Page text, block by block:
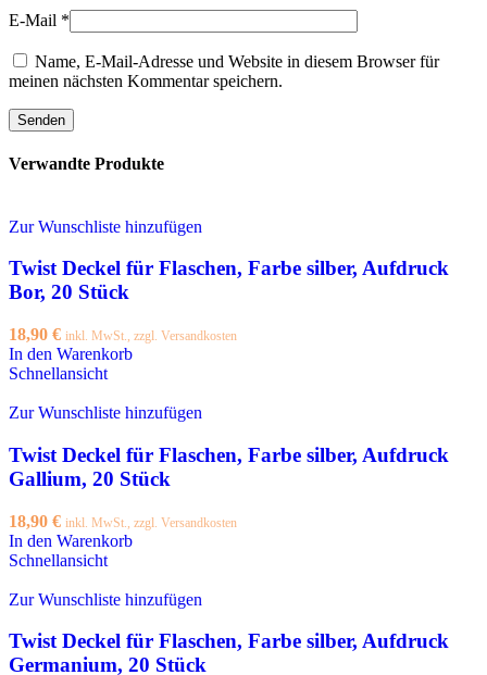
E-Mail *
Name, E-Mail-Adresse und Website in diesem Browser für
meinen nächsten Kommentar speichern.
Verwandte Produkte
Zur Wunschliste hinzufügen
Twist Deckel für Flaschen, Farbe silber, Aufdruck
Bor, 20 Stück
18,90 € inkl. MwSt., zzgl. Versandkosten
In den Warenkorb
Schnellansicht
Zur Wunschliste hinzufügen
Twist Deckel für Flaschen, Farbe silber, Aufdruck
Gallium, 20 Stück
18,90 € inkl. MwSt., zzgl. Versandkosten
In den Warenkorb
Schnellansicht
Zur Wunschliste hinzufügen
Twist Deckel für Flaschen, Farbe silber, Aufdruck
Germanium, 20 Stück